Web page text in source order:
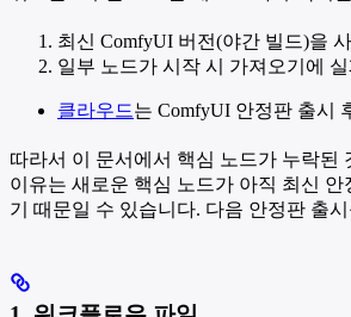
최신 ComfyUI 버전(야간 빌드)을
일부 노드가 시작 시 가져오기에
클라우드는 ComfyUI 안정판 출시
따라서 이 문서에서 핵심 노드가 누락된
이유는 새로운 핵심 노드가 아직 최신
기 때문일 수 있습니다. 다음 안정판 출